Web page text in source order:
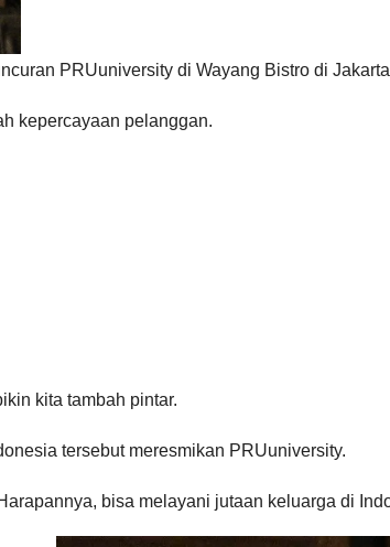
PRUuniversity di Wayang Bistro di
kepercayaan pelanggan.
kita tambah pintar.
tersebut meresmikan PRUuniversity.
bisa melayani jutaan keluarga di